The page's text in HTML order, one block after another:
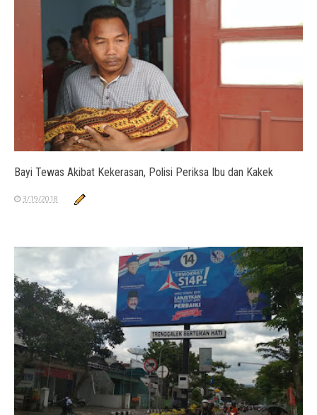
Bayi Tewas Akibat Kekerasan, Polisi Periksa Ibu dan Kakek
3/19/2018